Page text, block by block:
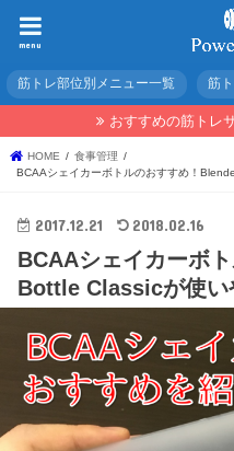
menu
筋トレ部位別メニュー一覧 筋
おすすめの筋トレ
HOME
食事管理
BCAAシェイカーボトルのおすすめ！
2017.12.21 2018.02.16
BCAAシェイカーボ
Bottle Classicが使い